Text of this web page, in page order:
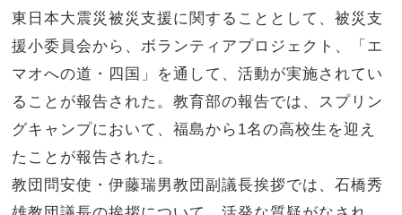
東日本大震災被災支援に関することとして、被災支
援小委員会から、ボランティアプロジェクト、「エ
マオへの道・四国」を通して、活動が実施されてい
ることが報告された。教育部の報告では、スプリン
グキャンプにおいて、福島から1名の高校生を迎え
たことが報告された。
教団問安使・伊藤瑞男教団副議長挨拶では、石橋秀